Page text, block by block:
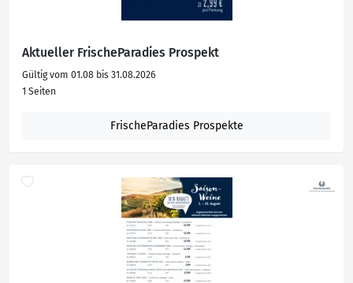
Aktueller FrischeParadies Prospekt
Gültig vom 01.08 bis 31.08.2026
1 Seiten
FrischeParadies Prospekte